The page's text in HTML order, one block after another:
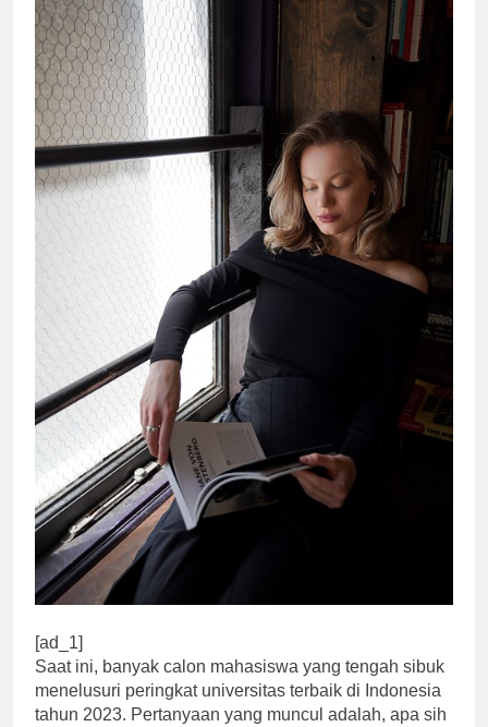
[ad_1]
Saat ini, banyak calon mahasiswa yang tengah sibuk
menelusuri peringkat universitas terbaik di Indonesia
tahun 2023. Pertanyaan yang muncul adalah, apa sih